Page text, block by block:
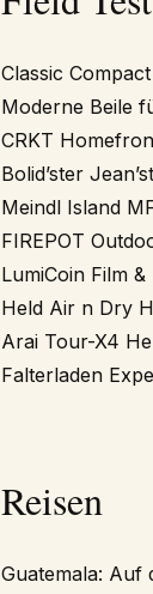
Classic
Moderne Beile
CRKT
Bolid’ster
Meindl Island
FIREPOT
LumiCoin Film
Held Air n Dry
Arai Tour-X4
Falterladen
Reisen
Guatemala: Auf